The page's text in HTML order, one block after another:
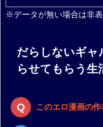
※データが無い場合は非表
だらしないギャ
らせてもらう生
このエロ漫画の